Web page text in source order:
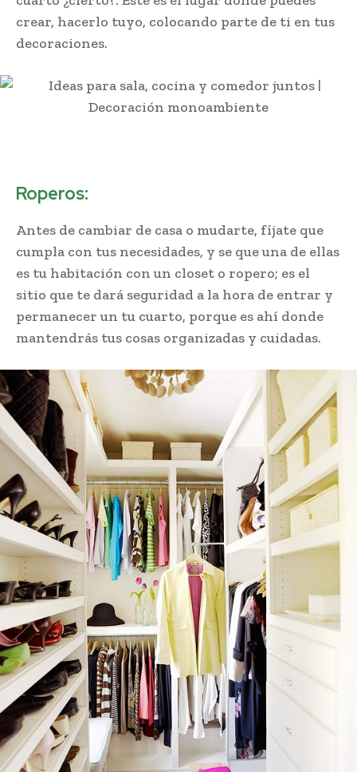
crear, hacerlo tuyo, colocando parte de ti en tus
decoraciones.
Roperos:
Antes de cambiar de casa o mudarte, fíjate que
cumpla con tus necesidades, y se que una de ellas
es tu habitación con un closet o ropero; es el
sitio que te dará seguridad a la hora de entrar y
permanecer un tu cuarto, porque es ahí donde
mantendrás tus cosas organizadas y cuidadas.